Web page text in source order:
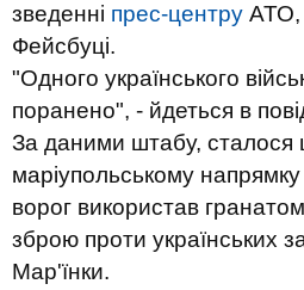
зведенні прес-центру АТО,
Фейсбуці.
"Одного українського
поранено", - йдеться в
За даними штабу, сталося
маріупольському
ворог використав
зброю проти українських
Мар'їнки.